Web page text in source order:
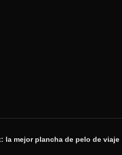
la mejor plancha de pelo de viaje